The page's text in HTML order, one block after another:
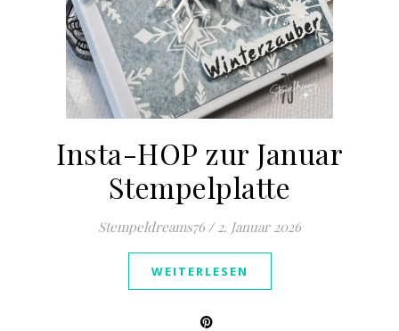
Insta-HOP zur Januar
Stempelplatte
Stempeldreams76 / 2. Januar 2026
WEITERLESEN